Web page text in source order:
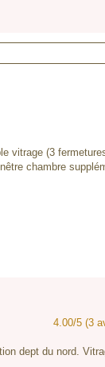
vitrage (3
chambre
4.00/5 (3
dept du nord.